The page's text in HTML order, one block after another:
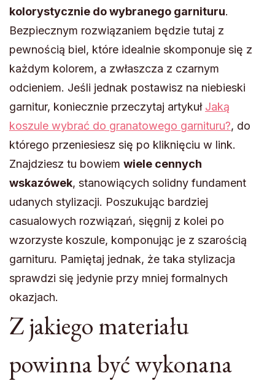
kolorystycznie do wybranego garnituru.
Bezpiecznym rozwiązaniem będzie tutaj z
pewnością biel, które idealnie skomponuje się z
każdym kolorem, a zwłaszcza z czarnym
odcieniem. Jeśli jednak postawisz na niebieski
garnitur, koniecznie przeczytaj artykuł Jaką
koszule wybrać do granatowego garnituru?, do
którego przeniesiesz się po kliknięciu w link.
Znajdziesz tu bowiem wiele cennych
wskazówek, stanowiących solidny fundament
udanych stylizacji. Poszukując bardziej
casualowych rozwiązań, sięgnij z kolei po
wzorzyste koszule, komponując je z szarością
garnituru. Pamiętaj jednak, że taka stylizacja
sprawdzi się jedynie przy mniej formalnych
okazjach.
Z jakiego materiału
powinna być wykonana